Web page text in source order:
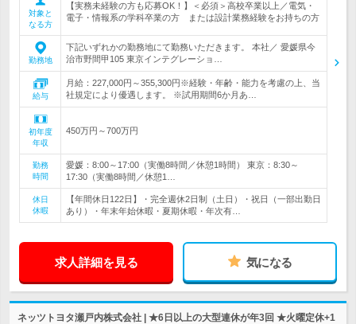
対象と
なる方
【実務未経験の方も応募OK！】＜必須＞高校卒業以上／電気・
電子・情報系の学科卒業の方 または設計業務経験をお持ちの方
勤務地
下記いずれかの勤務地にて勤務いただきます。 本社／ 愛媛県今
治市野間甲105 東京インテグレーショ…
給与
月給：227,000円～355,300円※経験・年齢・能力を考慮の上、当
社規定により優遇します。 ※試用期間6か月あ…
初年度
年収
450万円～700万円
勤務
時間
愛媛：8:00～17:00（実働8時間／休憩1時間） 東京：8:30～
17:30（実働8時間／休憩1…
休日
休暇
【年間休日122日】・完全週休2日制（土日）・祝日（一部出勤日
あり）・年末年始休暇・夏期休暇・年次有…
求人詳細を見る 気になる
ネッツトヨタ瀬戸内株式会社 | ★6日以上の大型連休が年3回 ★火曜定休+1